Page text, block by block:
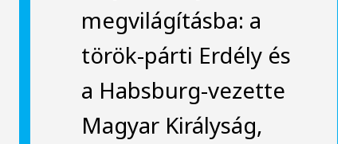
megvilágításba: a
török-párti Erdély és
a Habsburg-vezette
Magyar Királyság,